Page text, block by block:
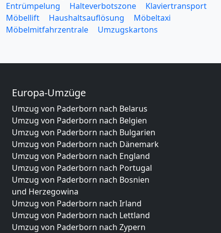
Entrümpelung
Halteverbotszone
Klaviertransport
Möbellift
Haushaltsauflösung
Möbeltaxi
Möbelmitfahrzentrale
Umzugskartons
Europa-Umzüge
Umzug von Paderborn nach Belarus
Umzug von Paderborn nach Belgien
Umzug von Paderborn nach Bulgarien
Umzug von Paderborn nach Dänemark
Umzug von Paderborn nach England
Umzug von Paderborn nach Portugal
Umzug von Paderborn nach Bosnien
und Herzegowina
Umzug von Paderborn nach Irland
Umzug von Paderborn nach Lettland
Umzug von Paderborn nach Zypern